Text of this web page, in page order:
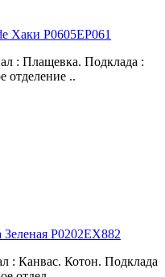
Хаки P0605EP061
: Плащевка. Подклада :
отделение ..
P0202EX882
: Канвас. Котон. Подклада